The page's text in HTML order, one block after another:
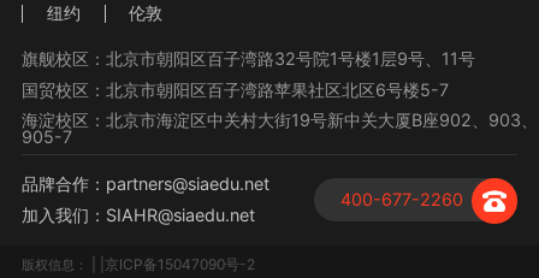
纽约 伦敦
旗舰校区：北京市朝阳区百子湾路32号院1号楼1层9号、11号
国贸校区：北京市朝阳区百子湾路苹果社区北区6号楼5-7
海淀校区：北京市海淀区中关村大街19号新中关大厦B座902、903、
905-7
400-677-2260
品牌合作：partners@siaedu.net
加入我们：SIAHR@siaedu.net
版权信息： | |京ICP备15047090号-2